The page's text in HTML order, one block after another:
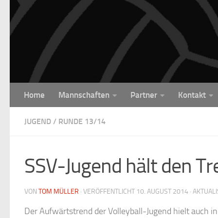
Unter dem Inhalt
Home Mannschaften Partner Kontakt
JUGEND / RUNDE 13/14
SSV-Jugend hält den
VON TOM MÜLLER · VERÖFFENTLICHT 10. AUGUST 2014 ·
Der Aufwärtstrend der Volleyball-Jugend hielt auch